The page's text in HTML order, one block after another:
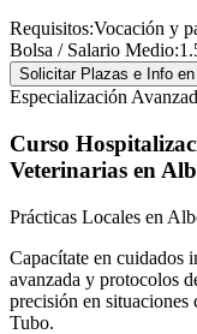
Requisitos:Vocación y
Bolsa / Salario Medio:
Solicitar Plazas e Info
Especialización
Curso
Veterinarias en
Prácticas Locales en
Capacítate en cuidados
avanzada y protocolos
precisión en
Tubo.